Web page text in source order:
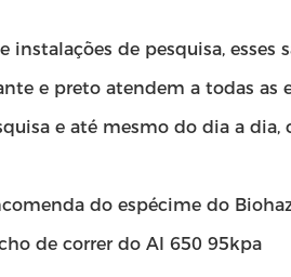
de pesquisa, esses
e preto atendem a todas as
e até mesmo do dia a
do espécime do
de correr do AI 650 95kpa